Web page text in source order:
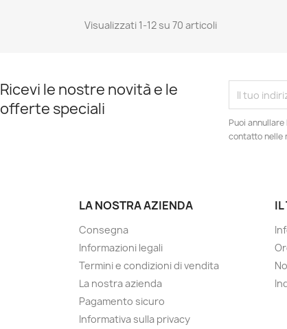
Visualizzati 1-12 su 70 articoli
Ricevi le nostre novità e le
offerte speciali
Puoi
contatto nelle
LA NOSTRA AZIENDA
Consegna
Informazioni legali
Termini e condizioni di vendita
La nostra azienda
Pagamento sicuro
Informativa sulla privacy